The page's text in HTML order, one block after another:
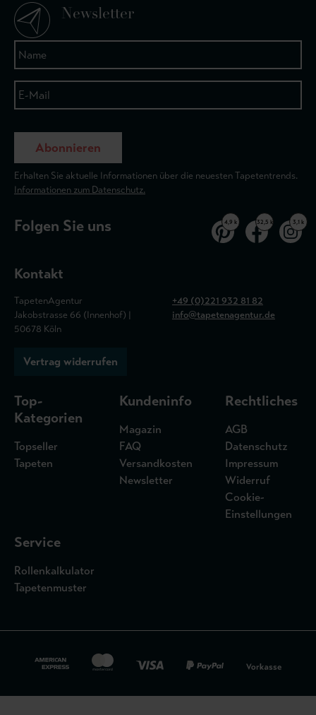
Newsletter
Abonnieren
Erhalten Sie aktuelle Informationen über die neuesten Tapetentrends.
Informationen zum Datenschutz.
Folgen Sie uns 4,9 k 32,5 k 3,1 k
Kontakt
TapetenAgentur
Jakobstrasse 66 (Innenhof) |
50678 Köln
+49 (0)221 932 81 82
info@tapetenagentur.de
Vertrag widerrufen
Top-
Kategorien
Topseller
Tapeten
Kundeninfo
Magazin
FAQ
Versandkosten
Newsletter
Rechtliches
AGB
Datenschutz
Impressum
Widerruf
Cookie-
Einstellungen
Service
Rollenkalkulator
Tapetenmuster